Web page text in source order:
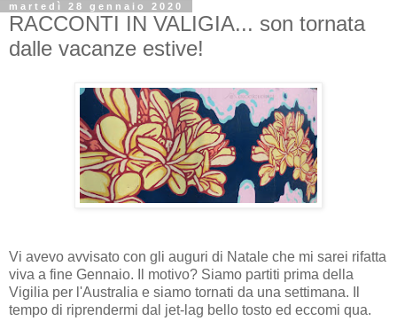
martedì 28 gennaio 2020
RACCONTI IN VALIGIA... son tornata
dalle vacanze estive!
Vi avevo avvisato con gli auguri di Natale che mi sarei rifatta
viva a fine Gennaio. Il motivo? Siamo partiti prima della
Vigilia per l'Australia e siamo tornati da una settimana. Il
tempo di riprendermi dal jet-lag bello tosto ed eccomi qua.